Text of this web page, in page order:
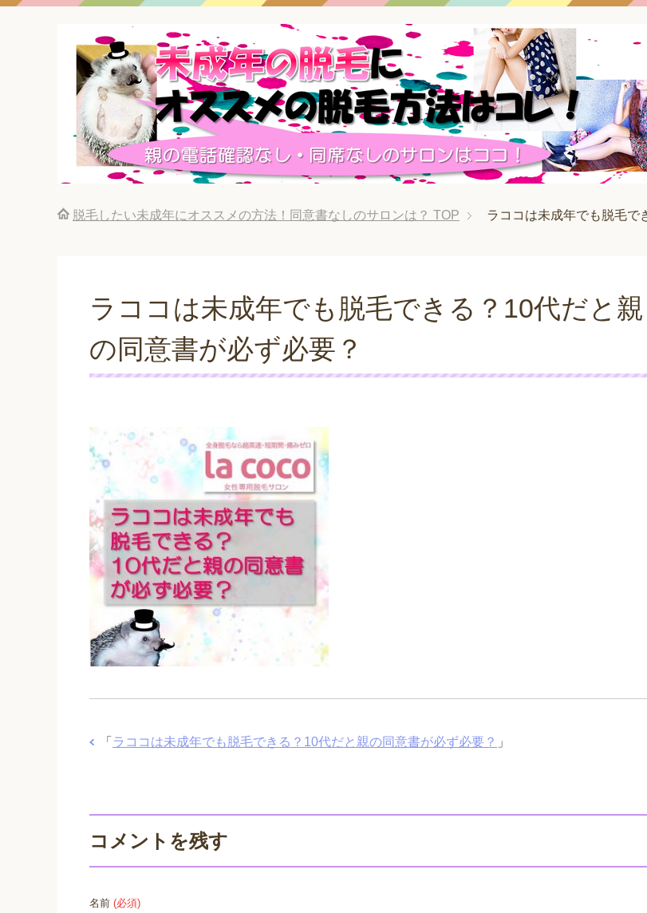
脱毛したい未成年にオススメの方法！同意書なしのサロンは？ TOP ラココは未成年でも脱毛で
ラココは未成年でも脱毛できる？10代だと親
の同意書が必ず必要？
「 ラココは未成年でも脱毛できる？10代だと親の同意書が必ず必要？ 」
コメントを残す
名前 (必須)